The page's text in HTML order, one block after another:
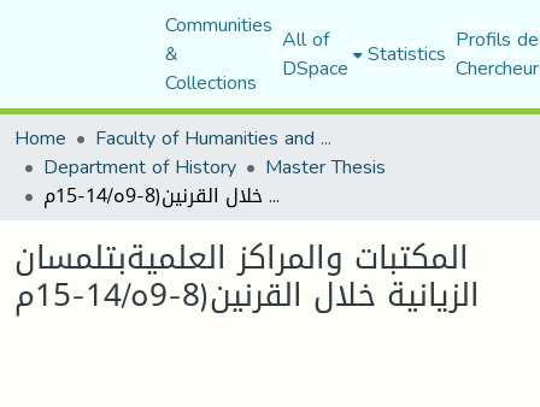
Communities
&
Collections
All of
DSpace Statistics Profils
Home
Faculty of Humanities and Social Sciences
Department of History Master Thesis
المكتبات والمراكز العلميةبتلمسان الزيانية خلال القرنين(8-9ه/14-15م
المكتبات والمراكز العلميةبتلمسان
الزيانية خلال القرنين(8-9ه/14-15م